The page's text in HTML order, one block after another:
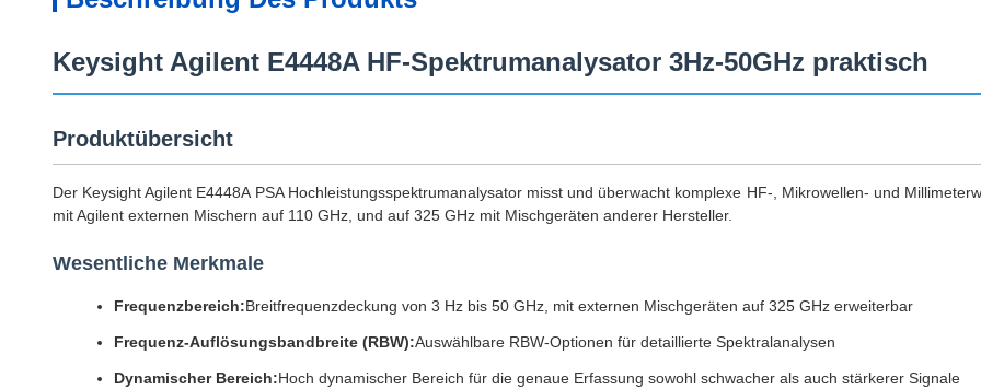
Keysight Agilent E4448A HF-Spektrumanalysator 3Hz-50GHz praktisch
Produktübersicht
Der Keysight Agilent E4448A PSA Hochleistungsspektrumanalysator misst und überwacht komplexe HF-, Mikrowellen- und
mit Agilent externen Mischern auf 110 GHz, und auf 325 GHz mit Mischgeräten anderer Hersteller.
Wesentliche Merkmale
Frequenzbereich:Breitfrequenzdeckung von 3 Hz bis 50 GHz, mit externen Mischgeräten auf 325 GHz erweiterbar
Frequenz-Auflösungsbandbreite (RBW):Auswählbare RBW-Optionen für detaillierte Spektralanalysen
Dynamischer Bereich:Hoch dynamischer Bereich für die genaue Erfassung sowohl schwacher als auch stärkerer Signale